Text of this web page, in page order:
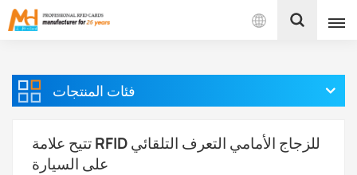
بالعربية
Français
فئات المنتجات
تتيح علامة RFID للزجاج الأمامي التعرف التلقائي
على السيارة